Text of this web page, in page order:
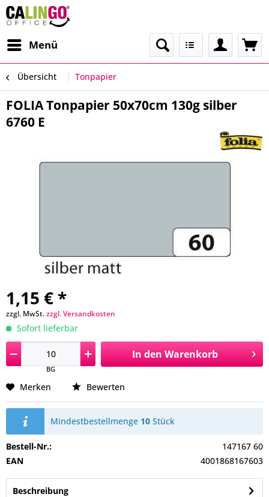
Menü
Übersicht Tonpapier
FOLIA Tonpapier 50x70cm 130g silber
6760 E
1,15 € *
zzgl. MwSt.zzgl. Versandkosten
Sofort lieferbar
BG
In den Warenkorb
Merken Bewerten
Mindestbestellmenge 10 Stück
Bestell-Nr.:
147167 60
EAN
4001868167603
Beschreibung